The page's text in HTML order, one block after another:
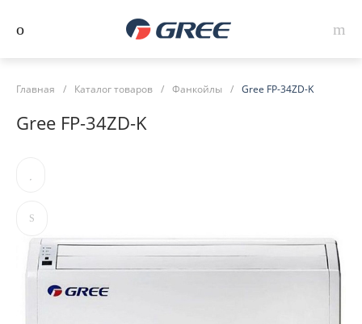
Главная / Каталог товаров / Фанкойлы / Gree FP-34ZD-K
Gree FP-34ZD-K